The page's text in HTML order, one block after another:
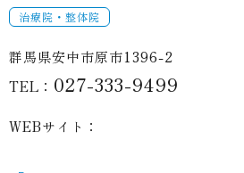
治療院・整体院
群馬県安中市原市1396-2
TEL： 027-333-9499
WEBサイト：